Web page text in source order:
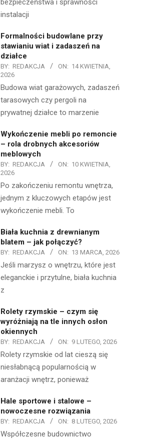
instalacji
Formalności budowlane przy
stawianiu wiat i zadaszeń na
działce
BY: REDAKCJA ON: 14 KWIETNIA,
2026
Budowa wiat garażowych, zadaszeń
tarasowych czy pergoli na
prywatnej działce to marzenie
Wykończenie mebli po remoncie
– rola drobnych akcesoriów
meblowych
BY: REDAKCJA ON: 10 KWIETNIA,
2026
Po zakończeniu remontu wnętrza,
jednym z kluczowych etapów jest
wykończenie mebli. To
Biała kuchnia z drewnianym
blatem – jak połączyć?
BY: REDAKCJA ON: 13 MARCA, 2026
Jeśli marzysz o wnętrzu, które jest
eleganckie i przytulne, biała kuchnia
z
Rolety rzymskie – czym się
wyróżniają na tle innych osłon
okiennych
BY: REDAKCJA ON: 9 LUTEGO, 2026
Rolety rzymskie od lat cieszą się
niesłabnącą popularnością w
aranżacji wnętrz, ponieważ
Hale sportowe i stalowe –
nowoczesne rozwiązania
BY: REDAKCJA ON: 8 LUTEGO, 2026
Współczesne budownictwo